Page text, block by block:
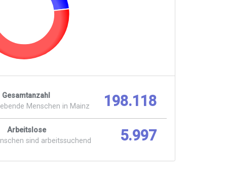
Gesamtanzahl
Menschen in Mainz
198.118
Arbeitslose
sind arbeitssuchend
5.997